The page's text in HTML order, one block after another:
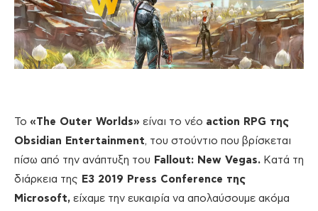
Το «The Outer Worlds» είναι το νέο action RPG της
Obsidian Entertainment, του στούντιο που βρίσκεται
πίσω από την ανάπτυξη του Fallout: New Vegas. Κατά τη
διάρκεια της E3 2019 Press Conference της
Microsoft, είχαμε την ευκαιρία να απολαύσουμε ακόμα